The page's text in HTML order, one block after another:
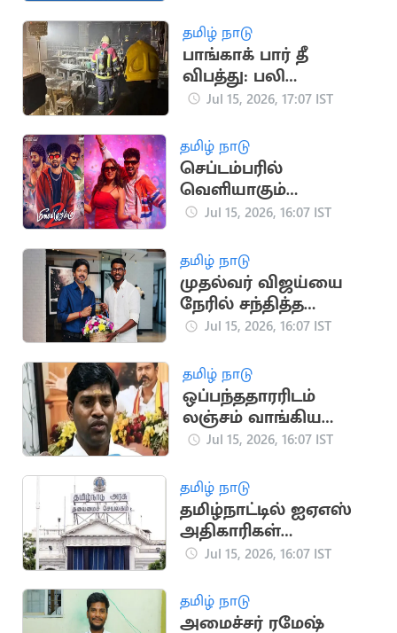
தமிழ் நாடு
பாங்காக் பார் தீ
விபத்து: பலி
எண்ணிக்கை 32 ஆக
Jul 15, 2026, 17:07 IST
தமிழ் நாடு
செப்டம்பரில்
வெளியாகும்
ஹிப்ஹாப் ஆதியின்
Jul 15, 2026, 16:07 IST
தமிழ் நாடு
முதல்வர் விஜய்யை
நேரில் சந்தித்த
கிரிக்கெட் வீரர் சாய்
Jul 15, 2026, 16:07 IST
தமிழ் நாடு
ஒப்பந்ததாரரிடம்
லஞ்சம் வாங்கிய
தவெக ஊராட்சித்
Jul 15, 2026, 16:07 IST
தமிழ் நாடு
தமிழ்நாட்டில் ஐஏஎஸ்
அதிகாரிகள்
இடமாற்றம்: புதிய
Jul 15, 2026, 16:07 IST
தமிழ் நாடு
அமைச்சர் ரமேஷ்